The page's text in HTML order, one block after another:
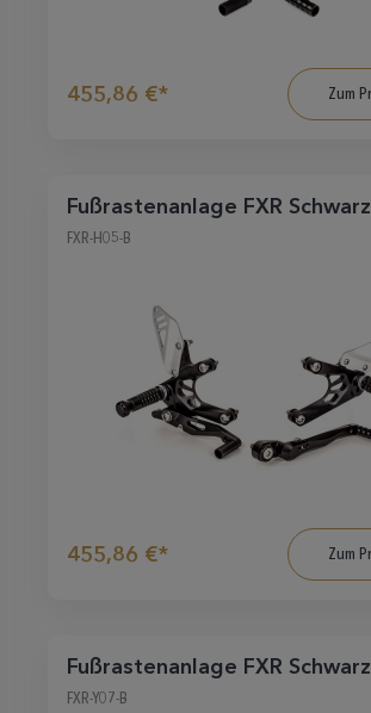
455,86 €* Zum
Fußrastenanlage FXR Schwarz
FXR-H05-B
455,86 €* Zum
Fußrastenanlage FXR Schwarz
FXR-Y07-B